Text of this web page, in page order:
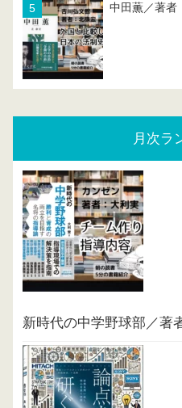
中田薫／著者
月次ラ
新時代の中学野球部／著